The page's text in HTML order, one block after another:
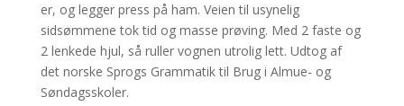
er, og legger press på ham. Veien til usynelig
sidsømmene tok tid og masse prøving. Med 2 faste og
2 lenkede hjul, så ruller vognen utrolig lett. Udtog af
det norske Sprogs Grammatik til Brug i Almue- og
Søndagsskoler.